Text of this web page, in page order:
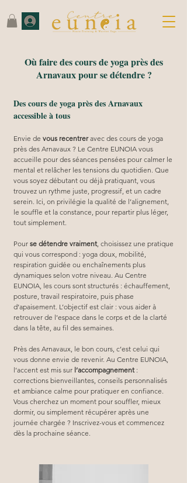
Où faire des cours de yoga près des
Arnavaux pour se détendre ?
Des cours de yoga près des Arnavaux
accessible à tous
Envie de vous recentrer avec des cours de yoga
près des Arnavaux ? Le Centre EUNOIA vous
accueille pour des séances pensées pour calmer le
mental et relâcher les tensions du quotidien. Que
vous soyez débutant ou déjà pratiquant, vous
trouvez un rythme juste, progressif, et un cadre
serein. Ici, on privilégie la qualité de l’alignement,
le souffle et la constance, pour repartir plus léger,
tout simplement.
Pour se détendre vraiment , choisissez une pratique
qui vous correspond : yoga doux, mobilité,
respiration guidée ou enchaînements plus
dynamiques selon votre niveau. Au Centre
EUNOIA, les cours sont structurés : échauffement,
posture, travail respiratoire, puis phase
d’apaisement. L’objectif est clair : vous aider à
retrouver de l’espace dans le corps et de la clarté
dans la tête, au fil des semaines.
Près des Arnavaux, le bon cours, c’est celui qui
vous donne envie de revenir. Au Centre EUNOIA,
l’accent est mis sur l’accompagnement :
corrections bienveillantes, conseils personnalisés
et ambiance calme pour pratiquer en confiance.
Vous cherchez un moment pour souffler, mieux
dormir, ou simplement récupérer après une
journée chargée ? Inscrivez-vous et commencez
dès la prochaine séance.